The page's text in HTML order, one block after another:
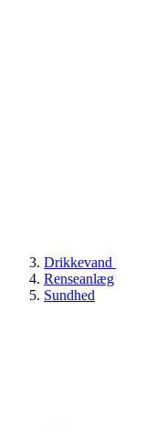
Drikkevand
Renseanlæg
Sundhed